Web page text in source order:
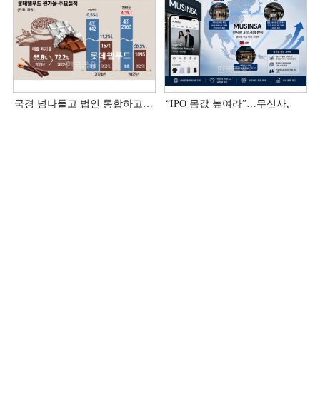
국경 넘나들고 법인 통합하고…
“IPO 몸값 높여라”…무신사,